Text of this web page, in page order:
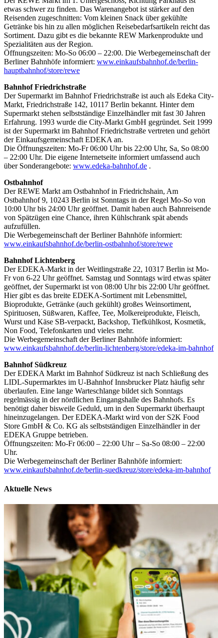
etwas schwer zu finden. Das Warenangebot ist stärker auf den
Reisenden zugeschnitten: Vom kleinen Snack über gekühlte
Getränke bis hin zu allen möglichen Reisebedarfsartikeln reicht das
Sortiment. Dazu gibt es die bekannte REW Markenprodukte und
Spezialitäten aus der Region.
Öffnungszeiten: Mo-So 06:00 – 22:00. Die Werbegemeinschaft der
Berliner Bahnhöfe informiert: www.einkaufsbahnhof.de/berlin-
hauptbahnhof/store/rewe
Bahnhof Friedrichstraße
Der Supermarkt im Bahnhof Friedrichstraße ist auch als Edeka City-
Markt, Friedrichstraße 142, 10117 Berlin bekannt. Hinter dem
Supermarkt stehen selbstständige Einzelhändler mit fast 30 Jahren
Erfahrung. 1993 wurde die City-Markt GmbH gegründet. Seit 1999
ist der Supermarkt im Bahnhof Friedrichstraße vertreten und gehört
der Einkaufsgemeinschaft EDEKA an.
Die Öffnungszeiten: Mo-Fr 06:00 Uhr bis 22:00 Uhr, Sa, So 08:00
– 22:00 Uhr. Die eigene Internetseite informiert umfassend auch
über Sonderangebote: www.edeka-bahnhof.de .
Ostbahnhof
Der REWE Markt am Ostbahnhof in Friedrichshain, Am
Ostbahnhof 9, 10243 Berlin ist Sonntags in der Regel Mo-So von
10:00 Uhr bis 24:00 Uhr geöffnet. Damit haben auch Bahnreisende
von Spätzügen eine Chance, ihren Kühlschrank spät abends
aufzufüllen.
Die Werbegemeinschaft der Berliner Bahnhöfe informiert:
www.einkaufsbahnhof.de/berlin-ostbahnhof/store/rewe
Bahnhof Lichtenberg
Der EDEKA-Markt in der Weitlingstraße 22, 10317 Berlin ist Mo-
Fr von 6-22 Uhr geöffnet. Samstag und Sonntags wird etwas später
geöffnet, der Supermarkt ist von 08:00 Uhr bis 22:00 Uhr geöffnet.
Hier gibt es das breite EDEKA-Sortiment mit Lebensmittel,
Bioprodukte, Getränke (auch gekühlt) großes Weinsortiment,
Spirituosen, Süßwaren, Kaffee, Tee, Molkereiprodukte, Fleisch,
Wurst und Käse SB-verpackt, Backshop, Tiefkühlkost, Kosmetik,
Non Food, Telefonkarten und vieles mehr.
Die Werbegemeinschaft der Berliner Bahnhöfe informiert:
www.einkaufsbahnhof.de/berlin-lichtenberg/store/edeka-im-bahnhof
Bahnhof Südkreuz
Der EDEKA Markt im Bahnhof Südkreuz ist nach Schließung des
LIDL-Supermarktes im U-Bahnhof Innsbrucker Platz häufig sehr
überlaufen. Eine lange Warteschlange bildet sich Sonntags
regelmässig in der nördlichen Eingangshalle des Bahnhofs. Es
benötigt daher bisweile Geduld, um in den Supermarkt überhaupt
hineinzugelangen. Der EDEKA-Markt wird von der S2K Food
Store GmbH & Co. KG als selbstständigen Einzelhändler in der
EDEKA Gruppe betrieben.
Öffnungszeiten: Mo-Fr 06:00 – 22:00 Uhr – Sa-So 08:00 – 22:00
Uhr.
Die Werbegemeinschaft der Berliner Bahnhöfe informiert:
www.einkaufsbahnhof.de/berlin-suedkreuz/store/edeka-im-bahnhof
Aktuelle News